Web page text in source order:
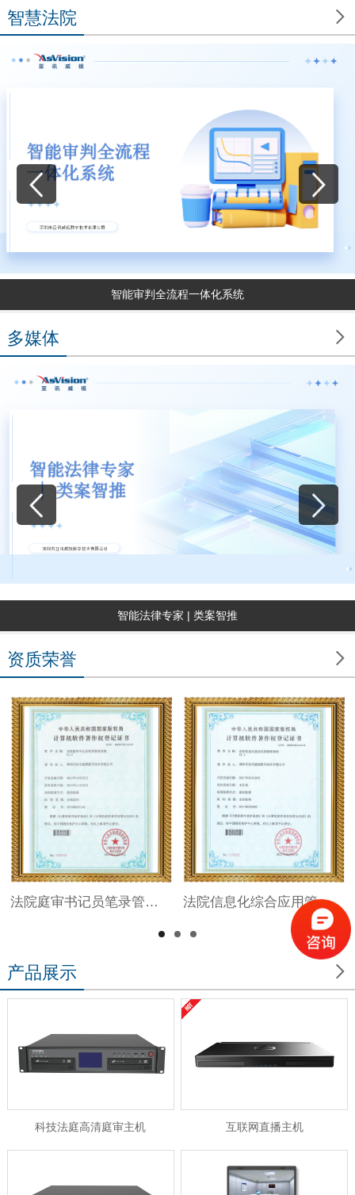

智慧法院
智能审判全流程一体化系统

多媒体
智能法律专家 | 类案智推

资质荣誉
法院庭审书记员笔录管理系统V1.0 法院信息化综合应用管理系统V1.0

产品展示
科技法庭高清庭审主机 互联网直播主机